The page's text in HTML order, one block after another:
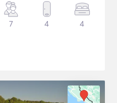
7 4 4